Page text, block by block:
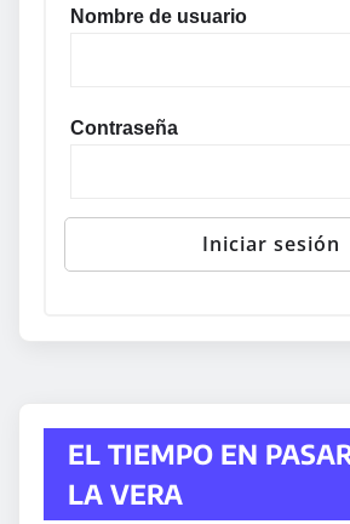
Nombre de usuario
Contraseña
EL TIEMPO EN
LA VERA